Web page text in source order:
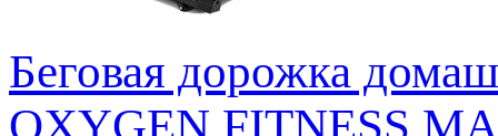
Беговая дорожка
OXYGEN FITNESS